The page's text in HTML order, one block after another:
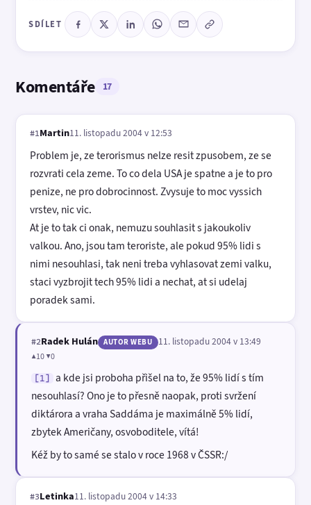
SDÍLET
Komentáře 17
#1Martin11. listopadu 2004 v 12:53
Problem je, ze terorismus nelze resit zpusobem, ze se
rozvrati cela zeme. To co dela USA je spatne a je to pro
penize, ne pro dobrocinnost. Zvysuje to moc vyssich
vrstev, nic vic.
At je to tak ci onak, nemuzu souhlasit s jakoukoliv
valkou. Ano, jsou tam teroriste, ale pokud 95% lidi s
nimi nesouhlasi, tak neni treba vyhlasovat zemi valku,
staci vyzbrojit tech 95% lidi a nechat, at si udelaj
poradek sami.
#2Radek Hulán AUTOR WEBU 11. listopadu 2004 v 13:49
▲10 ▼0
[1]
a kde jsi proboha přišel na to, že 95% lidí s tím
nesouhlasí? Ono je to přesně naopak, proti svržení
diktárora a vraha Saddáma je maximálně 5% lidí,
zbytek Američany, osvoboditele, vítá!
Kéž by to samé se stalo v roce 1968 v ČSSR:/
#3Letinka11. listopadu 2004 v 14:33